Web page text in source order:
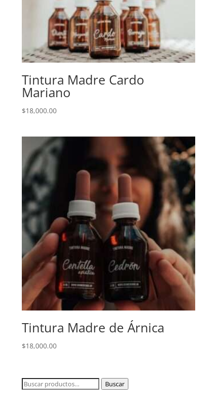
Tintura Madre Cardo
Mariano
$18,000.00
Tintura Madre de Árnica
$18,000.00
Buscar
Buscar